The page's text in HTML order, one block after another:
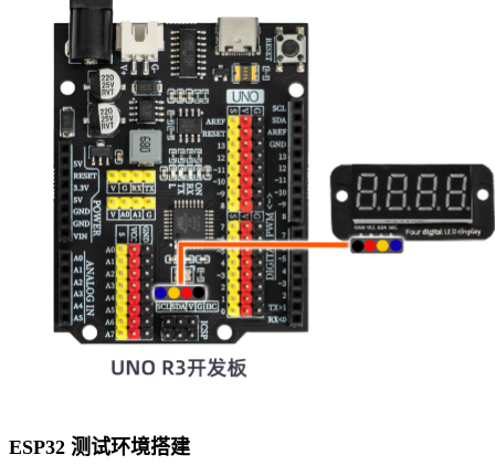
ESP32 测试环境搭建